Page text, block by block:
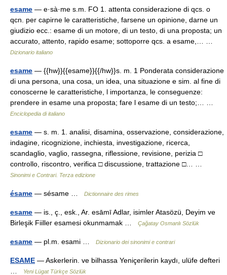
esame — e·sà·me s.m. FO 1. attenta considerazione di qcs. o
qcn. per capirne le caratteristiche, farsene un opinione, darne un
giudizio ecc.: esame di un motore, di un testo, di una proposta; un
accurato, attento, rapido esame; sottoporre qcs. a esame,… …
Dizionario italiano
esame — {{hw}}{{esame}}{{/hw}}s. m. 1 Ponderata considerazione
di una persona, una cosa, un idea, una situazione e sim. al fine di
conoscerne le caratteristiche, l importanza, le conseguenze:
prendere in esame una proposta; fare l esame di un testo;… …
Enciclopedia di italiano
esame — s. m. 1. analisi, disamina, osservazione, considerazione,
indagine, ricognizione, inchiesta, investigazione, ricerca,
scandaglio, vaglio, rassegna, riflessione, revisione, perizia □
controllo, riscontro, verifica □ discussione, trattazione □… …
Sinonimi e Contrari. Terza edizione
ésame — sésame … Dictionnaire des rimes
esame — is., ç., esk., Ar. esāmī Adlar, isimler Atasözü, Deyim ve
Birleşik Fiiller esamesi okunmamak …
Çağatay Osmanlı Sözlük
esame — pl.m. esami … Dizionario dei sinonimi e contrari
ESAME — Askerlerin. ve bilhassa Yeniçerilerin kaydı, ulüfe defteri
Yeni Lügat Türkçe Sözlük